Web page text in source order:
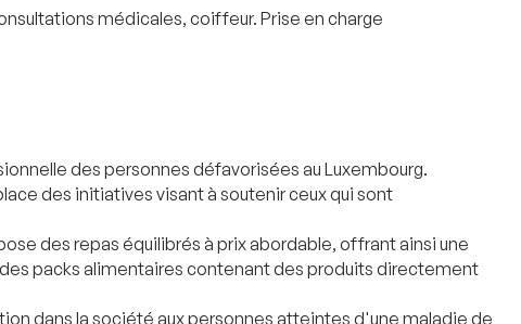
médicales, coiffeur. Prise en charge
des personnes défavorisées au Luxembourg.
des initiatives visant à soutenir ceux qui sont
des repas équilibrés à prix abordable, offrant ainsi une
packs alimentaires contenant des produits directement
dans la société aux personnes atteintes d'une maladie de